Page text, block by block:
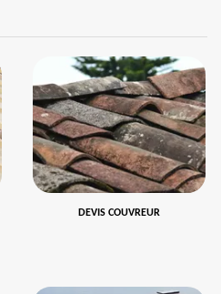
DEVIS COUVREUR